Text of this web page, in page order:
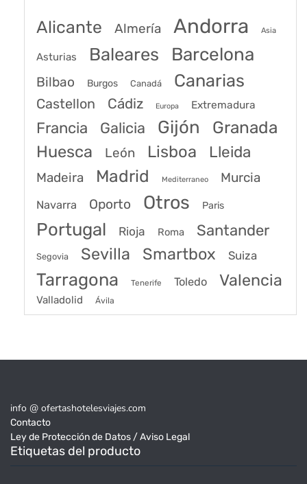
Alicante Almería Andorra Asia
Asturias Baleares Barcelona
Bilbao Burgos Canadá Canarias
Castellon Cádiz Europa Extremadura
Francia Galicia Gijón Granada
Huesca León Lisboa Lleida
Madeira Madrid Mediterraneo Murcia
Navarra Oporto Otros Paris
Portugal Rioja Roma Santander
Segovia Sevilla Smartbox Suiza
Tarragona Tenerife Toledo Valencia
Valladolid Ávila
info @ ofertashotelesviajes.com
Contacto
Ley de Protección de Datos / Aviso Legal
Etiquetas del producto